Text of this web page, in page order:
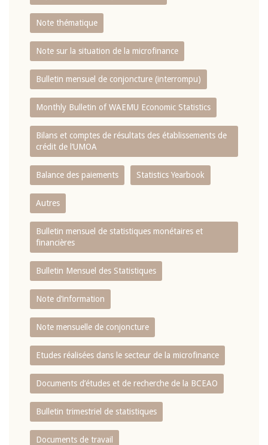
Note thématique
Note sur la situation de la microfinance
Bulletin mensuel de conjoncture (interrompu)
Monthly Bulletin of WAEMU Economic Statistics
Bilans et comptes de résultats des établissements de
crédit de l‘UMOA
Balance des paiements Statistics Yearbook
Autres
Bulletin mensuel de statistiques monétaires et
financières
Bulletin Mensuel des Statistiques
Note d’information
Note mensuelle de conjoncture
Etudes réalisées dans le secteur de la microfinance
Documents d’études et de recherche de la BCEAO
Bulletin trimestriel de statistiques
Documents de travail